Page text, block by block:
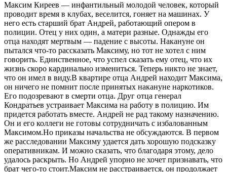
Максим Киреев — инфантильный молодой человек, который
проводит время в клубах, веселится, гоняет на машинах. У
него есть старший брат Андрей, работающий опером в
полиции. Отец у них один, а матери разные. Однажды его
отца находят мертвым — падение с высоты. Накануне он
пытался что-то рассказать Максиму, но тот не хотел с ним
говорить. Единственное, что успел сказать ему отец, что их
жизнь скоро кардинально измениться. Теперь никто не знает,
что он имел в виду.В квартире отца Андрей находит Максима,
он ничего не помнит после принятых накануне наркотиков.
Его подозревают в смерти отца. Друг отца генерал
Кондратьев устраивает Максима на работу в полицию. Им
придется работать вместе. Андрей не рад такому назначению.
Он и его коллеги не готовы сотрудничать с избалованным
Максимом.Но приказы начальства не обсуждаются. В первом
же расследовании Максиму удается дать хорошую подсказку
оперативникам. И можно сказать, что благодаря этому, дело
удалось раскрыть. Но Андрей упорно не хочет признавать, что
брат чего-то стоит.Максим не расстраивается, он продолжает